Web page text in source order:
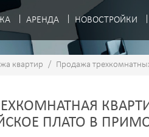
АРЕНДА НОВОСТРОЙКИ
квартир / Продажа
ПЛАТО В